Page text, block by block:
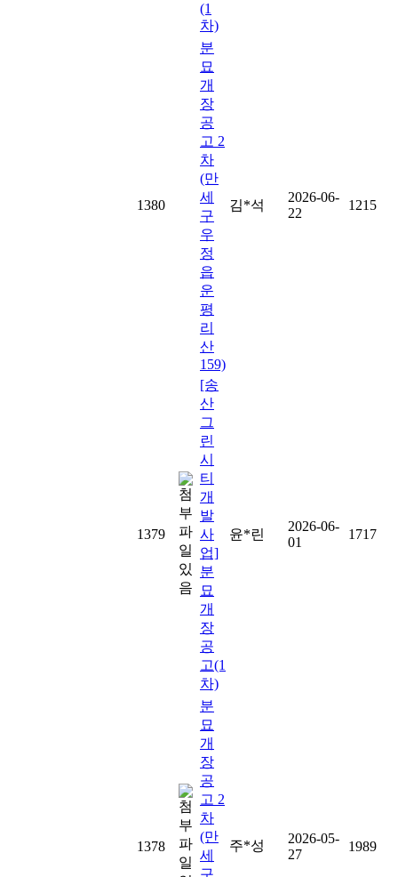
(1
차)
1380
분
묘
개
장
공
고 2
차
(만
세
구
우
정
읍
운
평
리
산
159)
김*석
2026-06-
22
1215
1379
[송
산
그
린
시
티
개
발
사
업]
분
묘
개
장
공
고(1
차)
윤*린
2026-06-
01
1717
1378
분
묘
개
장
공
고 2
차
(만
세
구
주*성
2026-05-
27
1989